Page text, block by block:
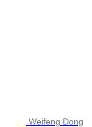
Weifeng Dong